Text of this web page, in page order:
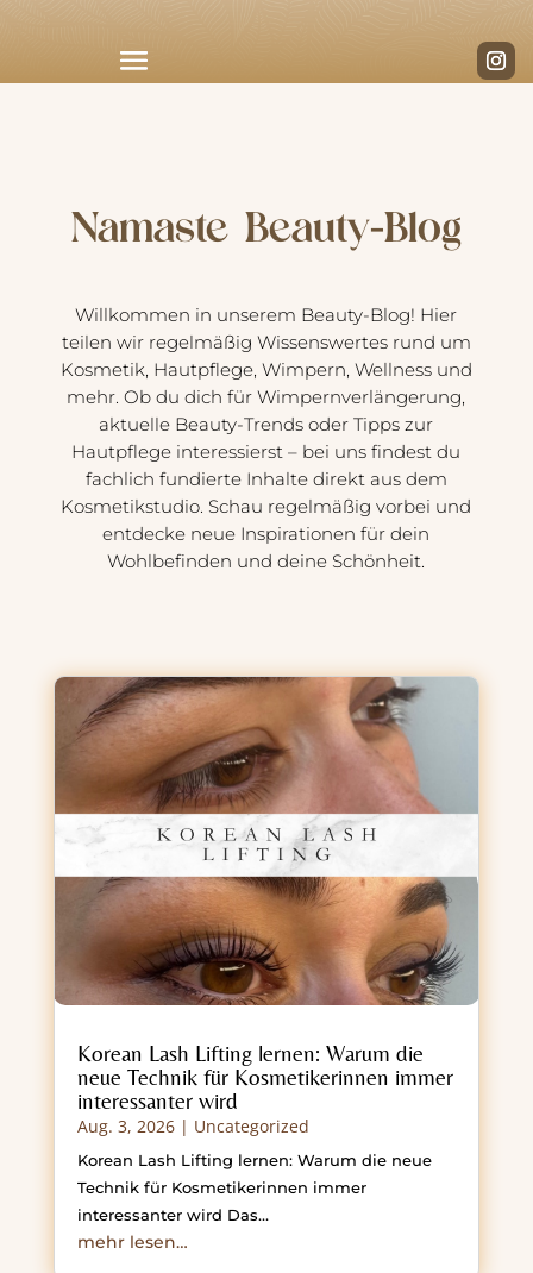
Namaste Beauty-Blog
Willkommen in unserem Beauty-Blog! Hier
teilen wir regelmäßig Wissenswertes rund um
Kosmetik, Hautpflege, Wimpern, Wellness und
mehr. Ob du dich für Wimpernverlängerung,
aktuelle Beauty-Trends oder Tipps zur
Hautpflege interessierst – bei uns findest du
fachlich fundierte Inhalte direkt aus dem
Kosmetikstudio. Schau regelmäßig vorbei und
entdecke neue Inspirationen für dein
Wohlbefinden und deine Schönheit.
Korean Lash Lifting lernen: Warum die
neue Technik für Kosmetikerinnen immer
interessanter wird
Aug. 3, 2026| Uncategorized
Korean Lash Lifting lernen: Warum die neue
Technik für Kosmetikerinnen immer
interessanter wird Das…
mehr lesen…